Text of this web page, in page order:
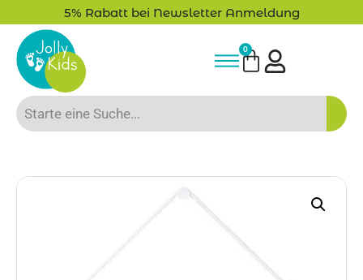
Bis zu 20% auf deine erste Bestellung
0